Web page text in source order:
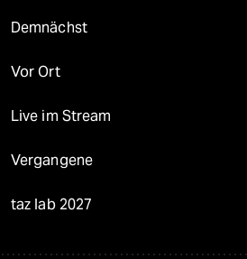
Demnächst
Vor Ort
Live im Stream
Vergangene
taz lab 2027